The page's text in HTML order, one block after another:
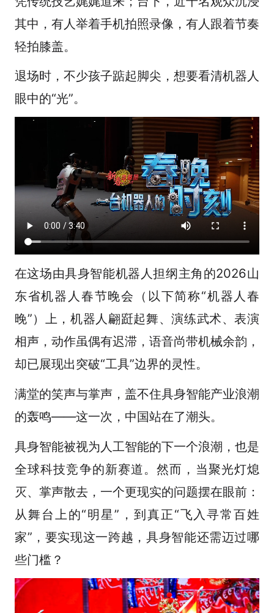
其中，有人举着手机拍照录像，有人跟着节奏
轻拍膝盖。
退场时，不少孩子踮起脚尖，想要看清机器人
眼中的“光”。
在这场由具身智能机器人担纲主角的2026山
东省机器人春节晚会（以下简称“机器人春
晚”）上，机器人翩跹起舞、演练武术、表演
相声，动作虽偶有迟滞，语音尚带机械余韵，
却已展现出突破“工具”边界的灵性。
满堂的笑声与掌声，盖不住具身智能产业浪潮
的轰鸣——这一次，中国站在了潮头。
具身智能被视为人工智能的下一个浪潮，也是
全球科技竞争的新赛道。然而，当聚光灯熄
灭、掌声散去，一个更现实的问题摆在眼前：
从舞台上的“明星”，到真正“飞入寻常百姓
家”，要实现这一跨越，具身智能还需迈过哪
些门槛？